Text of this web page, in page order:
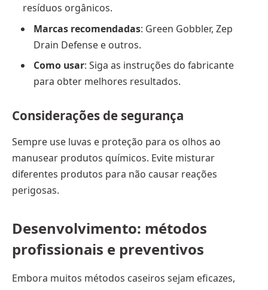
resíduos orgânicos.
Marcas recomendadas: Green Gobbler, Zep
Drain Defense e outros.
Como usar: Siga as instruções do fabricante
para obter melhores resultados.
Considerações de segurança
Sempre use luvas e proteção para os olhos ao
manusear produtos químicos. Evite misturar
diferentes produtos para não causar reações
perigosas.
Desenvolvimento: métodos
profissionais e preventivos
Embora muitos métodos caseiros sejam eficazes,